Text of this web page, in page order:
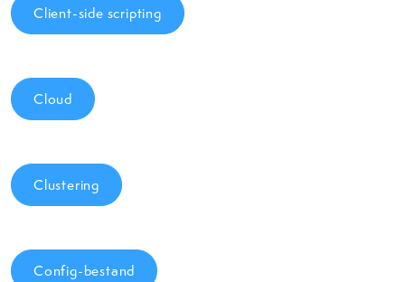
Client-side scripting
Cloud
Clustering
Config-bestand